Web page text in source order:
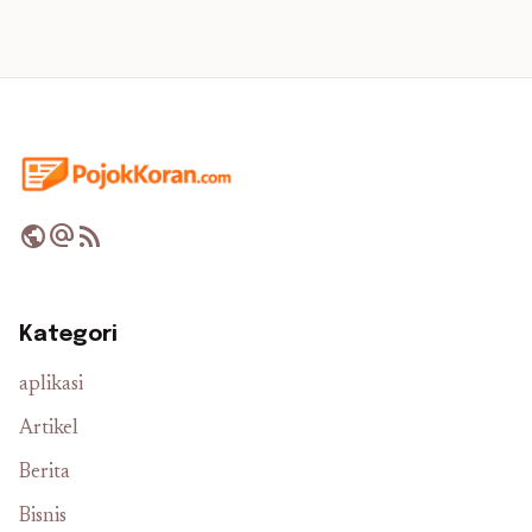
publicalternate_emailrss_feed
Kategori
aplikasi
Artikel
Berita
Bisnis